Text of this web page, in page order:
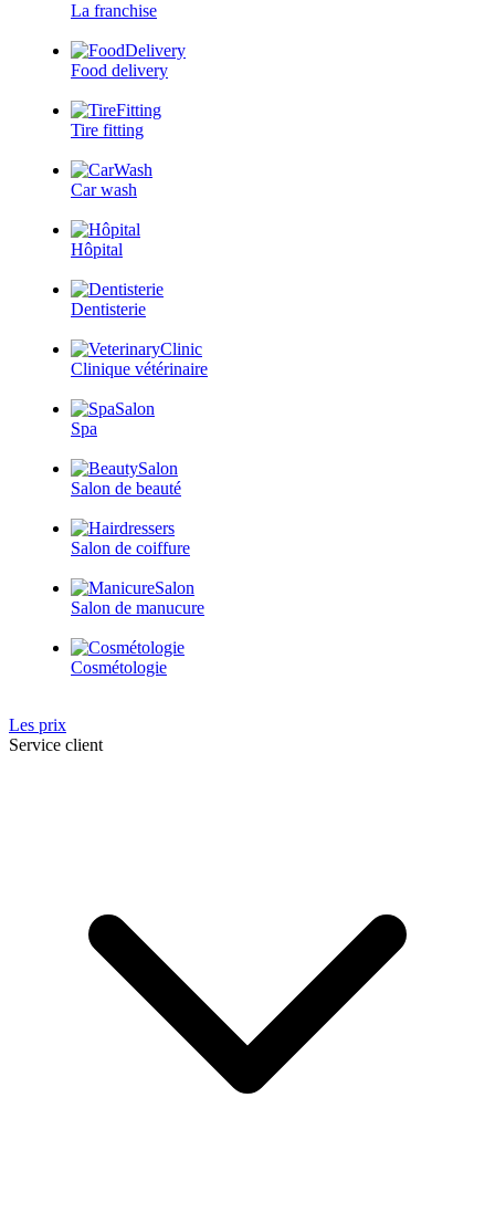
La franchise
Food delivery
Tire fitting
Car wash
Hôpital
Dentisterie
Clinique vétérinaire
Spa
Salon de beauté
Salon de coiffure
Salon de manucure
Cosmétologie
Les prix
Service client